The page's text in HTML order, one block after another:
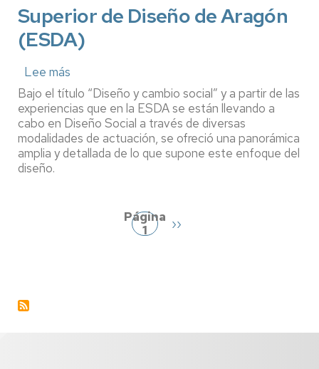
Superior de Diseño de Aragón
(ESDA)
Lee más
Apertura
del
Máster
de
Sociología
de
Bajo el título “Diseño y cambio social” y a partir de las
experiencias que en la ESDA se están llevando a
cabo en Diseño Social a través de diversas
modalidades de actuación, se ofreció una panorámica
amplia y detallada de lo que supone este enfoque del
diseño.
Página
1
Siguiente
››